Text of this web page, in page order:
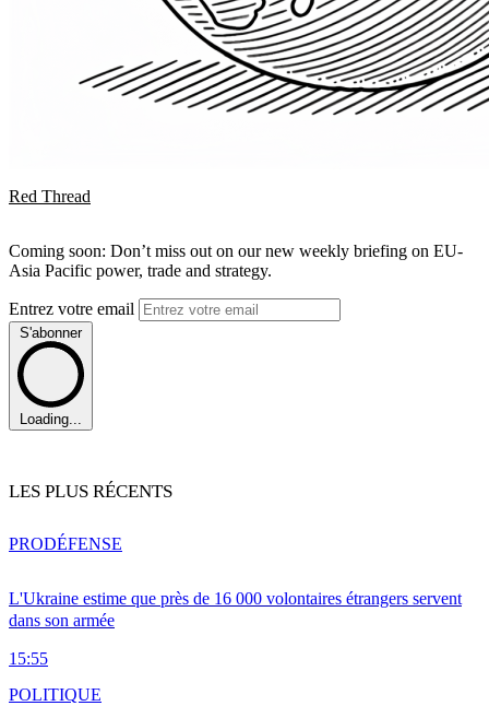
Red Thread
Coming soon: Don’t miss out on our new weekly briefing on EU-
Asia Pacific power, trade and strategy.
Entrez votre email
S'abonner
Loading...
LES PLUS RÉCENTS
L'Ukraine estime que près de 16 000 volontaires étrangers servent
dans son armée
15:55
PRODÉFENSE
POLITIQUE